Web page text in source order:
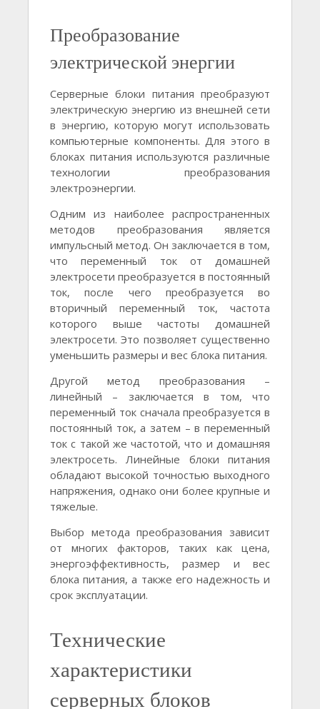
Преобразование
электрической энергии
Серверные блоки питания преобразуют
электрическую энергию из внешней сети
в энергию, которую могут использовать
компьютерные компоненты. Для этого в
блоках питания используются различные
технологии преобразования
электроэнергии.
Одним из наиболее распространенных
методов преобразования является
импульсный метод. Он заключается в том,
что переменный ток от домашней
электросети преобразуется в постоянный
ток, после чего преобразуется во
вторичный переменный ток, частота
которого выше частоты домашней
электросети. Это позволяет существенно
уменьшить размеры и вес блока питания.
Другой метод преобразования –
линейный – заключается в том, что
переменный ток сначала преобразуется в
постоянный ток, а затем – в переменный
ток с такой же частотой, что и домашняя
электросеть. Линейные блоки питания
обладают высокой точностью выходного
напряжения, однако они более крупные и
тяжелые.
Выбор метода преобразования зависит
от многих факторов, таких как цена,
энергоэффективность, размер и вес
блока питания, а также его надежность и
срок эксплуатации.
Технические
характеристики
серверных блоков